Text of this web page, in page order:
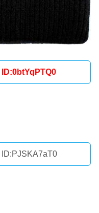
ID:0btYqPTQ0
ID:PJSKA7aT0